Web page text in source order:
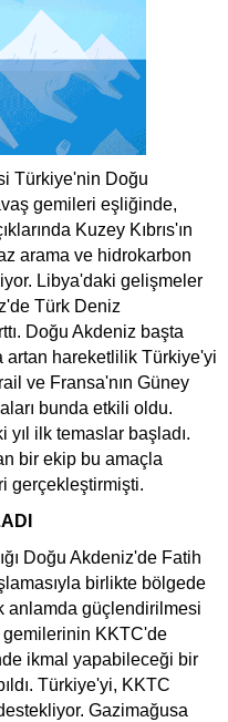
Türkiye'nin Doğu
gemileri eşliğinde,
Kuzey Kıbrıs'ın
arama ve hidrokarbon
Libya'daki gelişmeler
Türk Deniz
Doğu Akdeniz başta
artan hareketlilik Türkiye'yi
ve Fransa'nın Güney
bunda etkili oldu.
ilk temaslar başladı.
bir ekip bu amaçla
gerçekleştirmişti.
Doğu Akdeniz'de Fatih
birlikte bölgede
anlamda güçlendirilmesi
gemilerinin KKTC'de
ikmal yapabileceği bir
Türkiye'yi, KKTC
Gazimağusa